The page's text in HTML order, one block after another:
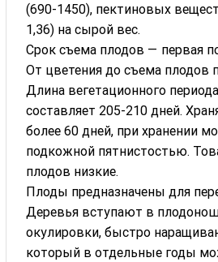
(690-1450), пектиновых
1,36) на сырой вес.
Срок съема плодов — первая
От цветения до съема плодов
Длина вегетационного
составляет 205-210 дней.
более 60 дней, при хранении
подкожной пятнистостью.
плодов низкие.
Плоды предназначены для
Деревья вступают в
окулировки, быстро
который в отдельные годы